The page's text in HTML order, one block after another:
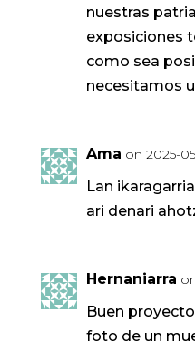
nuestras
exposiciones
como sea
necesitamos
Ama on 2025-
Lan
ari denari
Hernaniarra
Buen
foto de un